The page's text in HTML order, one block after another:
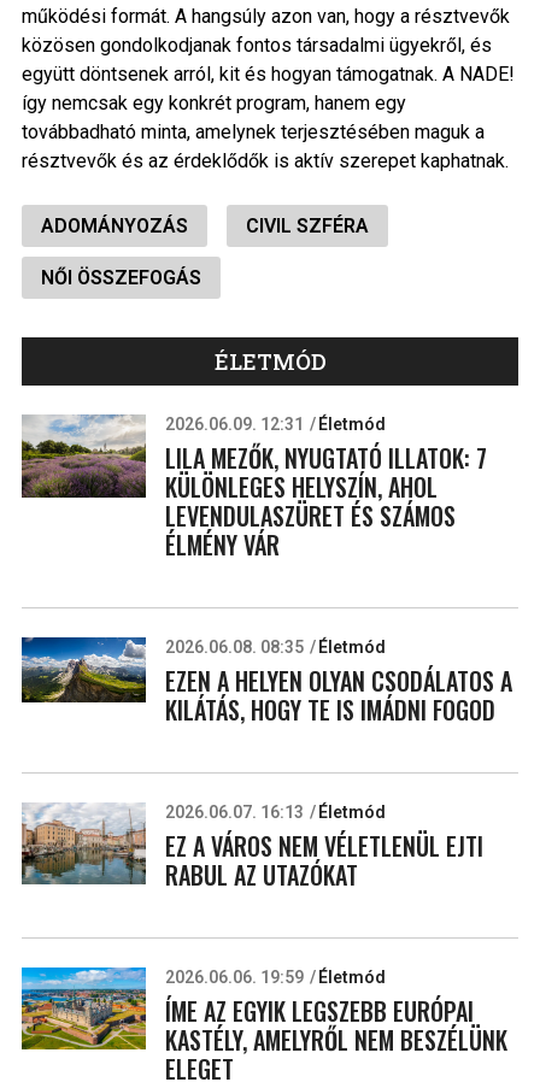
működési formát. A hangsúly azon van, hogy a résztvevők
közösen gondolkodjanak fontos társadalmi ügyekről, és
együtt döntsenek arról, kit és hogyan támogatnak. A NADE!
így nemcsak egy konkrét program, hanem egy
továbbadható minta, amelynek terjesztésében maguk a
résztvevők és az érdeklődők is aktív szerepet kaphatnak.
ADOMÁNYOZÁS CIVIL SZFÉRA
NŐI ÖSSZEFOGÁS
ÉLETMÓD
2026.06.09. 12:31 Életmód
LILA MEZŐK, NYUGTATÓ ILLATOK: 7
KÜLÖNLEGES HELYSZÍN, AHOL
LEVENDULASZÜRET ÉS SZÁMOS
ÉLMÉNY VÁR
2026.06.08. 08:35 Életmód
EZEN A HELYEN OLYAN CSODÁLATOS A
KILÁTÁS, HOGY TE IS IMÁDNI FOGOD
2026.06.07. 16:13 Életmód
EZ A VÁROS NEM VÉLETLENÜL EJTI
RABUL AZ UTAZÓKAT
2026.06.06. 19:59 Életmód
ÍME AZ EGYIK LEGSZEBB EURÓPAI
KASTÉLY, AMELYRŐL NEM BESZÉLÜNK
ELEGET